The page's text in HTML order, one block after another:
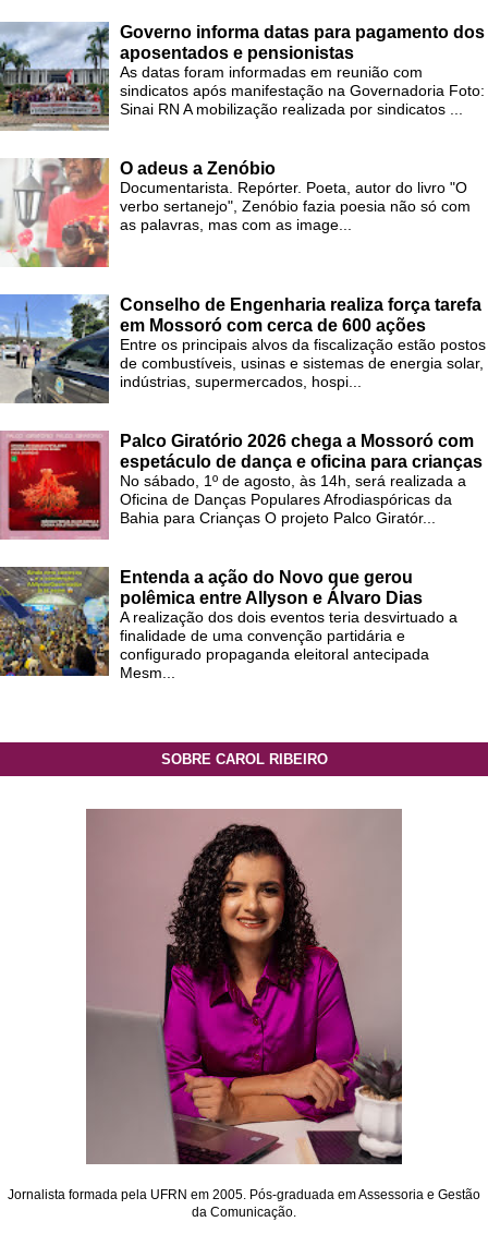
Governo informa datas para pagamento dos
aposentados e pensionistas
As datas foram informadas em reunião com
sindicatos após manifestação na Governadoria Foto:
Sinai RN A mobilização realizada por sindicatos ...
O adeus a Zenóbio
Documentarista. Repórter. Poeta, autor do livro "O
verbo sertanejo", Zenóbio fazia poesia não só com
as palavras, mas com as image...
Conselho de Engenharia realiza força tarefa
em Mossoró com cerca de 600 ações
Entre os principais alvos da fiscalização estão postos
de combustíveis, usinas e sistemas de energia solar,
indústrias, supermercados, hospi...
Palco Giratório 2026 chega a Mossoró com
espetáculo de dança e oficina para crianças
No sábado, 1º de agosto, às 14h, será realizada a
Oficina de Danças Populares Afrodiaspóricas da
Bahia para Crianças O projeto Palco Giratór...
Entenda a ação do Novo que gerou
polêmica entre Allyson e Álvaro Dias
A realização dos dois eventos teria desvirtuado a
finalidade de uma convenção partidária e
configurado propaganda eleitoral antecipada
Mesm...
SOBRE CAROL RIBEIRO
Jornalista formada pela UFRN em 2005. Pós-graduada em Assessoria e Gestão
da Comunicação.